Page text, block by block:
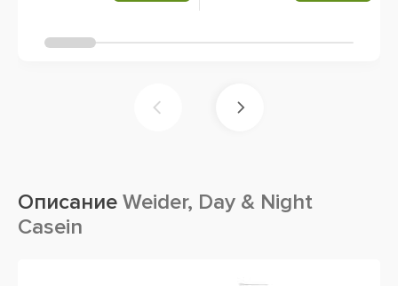
Описание Weider, Day & Night
Casein